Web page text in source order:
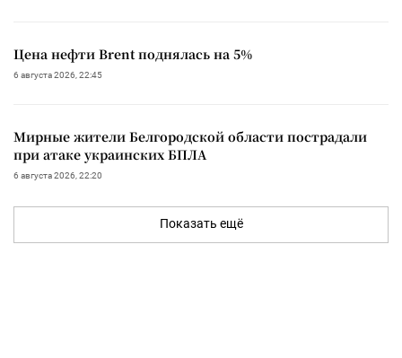
Цена нефти Brent поднялась на 5%
6 августа 2026, 22:45
Мирные жители Белгородской области пострадали
при атаке украинских БПЛА
6 августа 2026, 22:20
Показать ещё